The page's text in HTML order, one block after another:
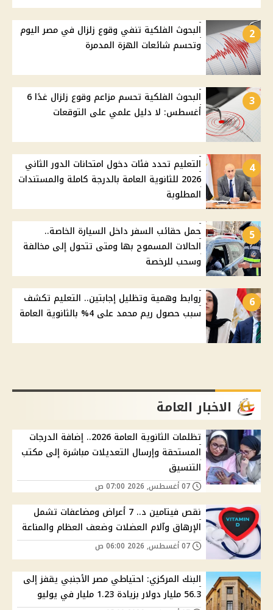
2
البحوث الفلكية تنفي وقوع زلزال في مصر اليوم
وتحسم شائعات الهزة المدمرة
3
البحوث الفلكية تحسم مزاعم وقوع زلزال غدًا 6
أغسطس: لا دليل علمي على التوقعات
4
التعليم تحدد فئات دخول امتحانات الدور الثاني
2026 للثانوية العامة بالدرجة كاملة والمستندات
المطلوبة
5
حمل حقائب السفر داخل السيارة الخاصة..
الحالات المسموح بها ومتى تتحول إلى مخالفة
وسحب للرخصة
6
روابط وهمية وتظليل إجابتين.. التعليم تكشف
سبب حصول ريم محمد على 4% بالثانوية العامة
الاخبار العامة
تظلمات الثانوية العامة 2026.. إضافة الدرجات
المستحقة وإرسال التعديلات مباشرة إلى مكتب
التنسيق
نقص فيتامين د.. 7 أعراض ومضاعفات تشمل
الإرهاق وآلام العضلات وضعف العظام والمناعة
البنك المركزي: احتياطي مصر الأجنبي يقفز إلى
56.3 مليار دولار بزيادة 1.23 مليار في يوليو